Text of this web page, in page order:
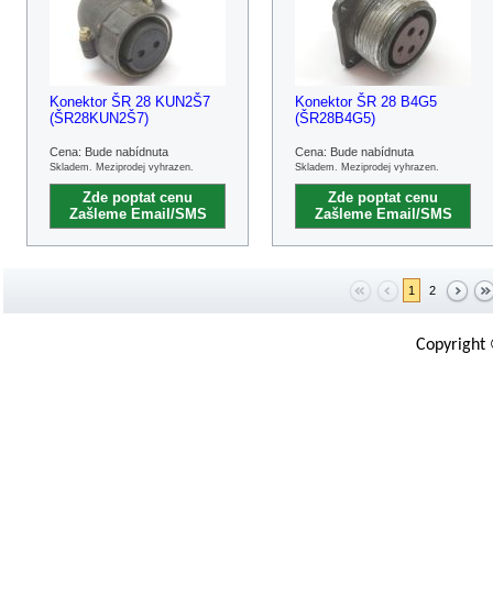
Konektor ŠR 28 KUN2Š7
(ŠR28KUN2Š7)
Cena: Bude nabídnuta
Skladem. Meziprodej vyhrazen.
Zde poptat cenu
Zašleme Email/SMS
Konektor ŠR 28 B4G5
(ŠR28B4G5)
Cena: Bude nabídnuta
Skladem. Meziprodej vyhrazen.
Zde poptat cenu
Zašleme Email/SMS
1 2
Copyright